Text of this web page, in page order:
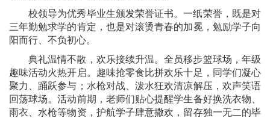
校领导为优秀毕业生颁发荣誉证书。一纸荣誉，既是对
三年勤勉求学的肯定，也是对滚烫青春的加冕，勉励学子向
阳而行、不负初心。
典礼温情不散，欢乐接续升温。全员移步篮球场，年级
趣味活动火热开启。趣味抢零食比拼欢乐十足，同学们凝心
聚力、踊跃参与；水枪对战、泼水狂欢清凉解压，欢声笑语
回荡球场。活动前期，老师们贴心提醒学生备好换洗衣物、
雨衣、水枪等物资，护航学子肆意撒欢，留存独一无二的毕